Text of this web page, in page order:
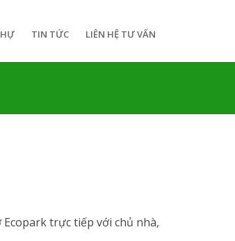
TIN TỨC LIÊN HỆ TƯ VẤN
trực tiếp với chủ nhà,